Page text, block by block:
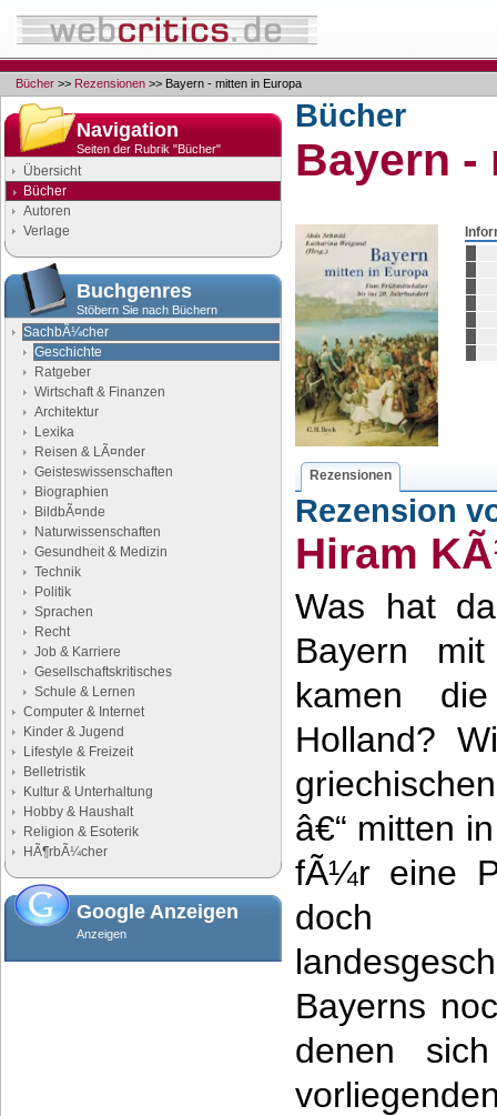
Bücher >> Rezensionen >> Bayern - mitten in Europa
Navigation
Seiten der Rubrik "Bücher"
Übersicht
Bücher
Autoren
Verlage
Buchgenres
Stöbern Sie nach Büchern
SachbÃ¼cher
Geschichte
Ratgeber
Wirtschaft & Finanzen
Architektur
Lexika
Reisen & LÃ¤nder
Geisteswissenschaften
Biographien
BildbÃ¤nde
Naturwissenschaften
Gesundheit & Medizin
Technik
Politik
Sprachen
Recht
Job & Karriere
Gesellschaftskritisches
Schule & Lernen
Computer & Internet
Kinder & Jugend
Lifestyle & Freizeit
Belletristik
Kultur & Unterhaltung
Hobby & Haushalt
Religion & Esoterik
HÃ¶rbÃ¼cher
Google Anzeigen
Anzeigen
Bücher
Bayern -
Rezensionen
Rezension
Hiram
Was hat
Bayern
kamen
Holland?
â€“ mitten
fÃ¼r eine
Bayerns
denen